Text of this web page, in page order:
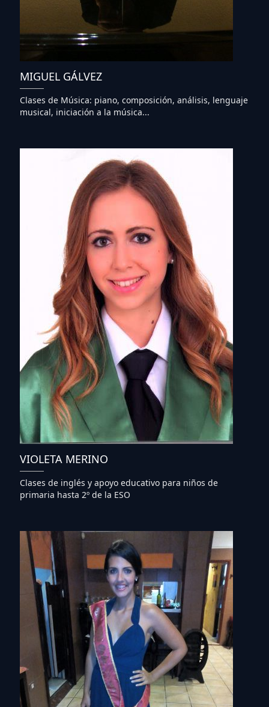
MIGUEL GÁLVEZ
Clases de Música: piano, composición, análisis, lenguaje
musical, iniciación a la música...
VIOLETA MERINO
Clases de inglés y apoyo educativo para niños de
primaria hasta 2º de la ESO